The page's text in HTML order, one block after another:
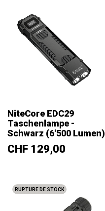
NiteCore EDC29
Taschenlampe -
Schwarz (6'500 Lumen)
Prix
CHF 129,00
RUPTURE DE STOCK